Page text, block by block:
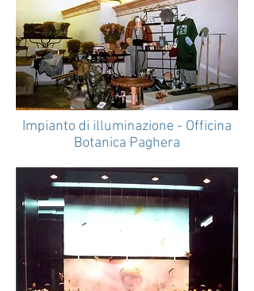
Impianto di illuminazione - Officina
Botanica Paghera